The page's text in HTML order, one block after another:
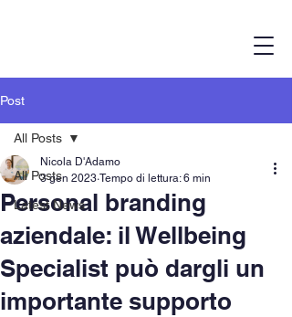
Post
All Posts
Latest News
All Posts
Personal branding
aziendale: il Wellbeing
Specialist può dargli un
importante supporto
Nicola D'Adamo
3 gen 2023 Tempo di lettura: 6 min